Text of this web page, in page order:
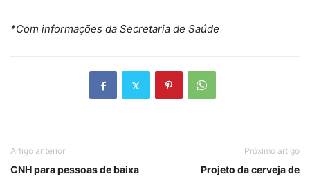
*Com informações da Secretaria de Saúde
Artigo anterior
CNH para pessoas de baixa
Próximo artigo
Projeto da cerveja de